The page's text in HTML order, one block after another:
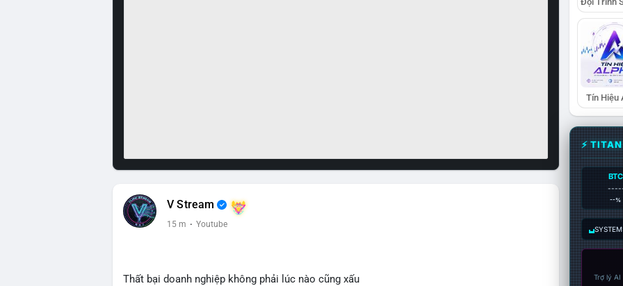
V Stream
15 m · Youtube
Thất bại doanh nghiệp không phải lúc nào cũng xấu
Tín Hiệu
⚡
BTC
--%
Trợ lý